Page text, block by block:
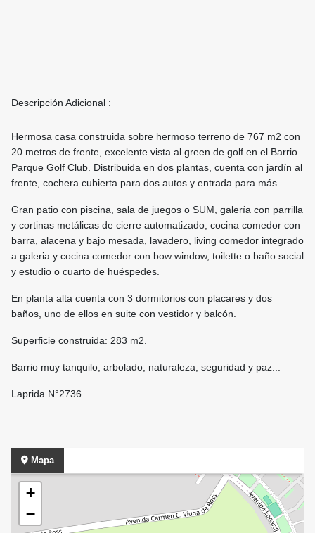
Descripción Adicional :
Hermosa casa construida sobre hermoso terreno de 767 m2 con
20 metros de frente, excelente vista al green de golf en el Barrio
Parque Golf Club. Distribuida en dos plantas, cuenta con jardín al
frente, cochera cubierta para dos autos y entrada para más.
Gran patio con piscina, sala de juegos o SUM, galería con parrilla
y cortinas metálicas de cierre automatizado, cocina comedor con
barra, alacena y bajo mesada, lavadero, living comedor integrado
a galeria y cocina comedor con bow window, toilette o baño social
y estudio o cuarto de huéspedes.
En planta alta cuenta con 3 dormitorios con placares y dos
baños, uno de ellos en suite con vestidor y balcón.
Superficie construida: 283 m2.
Barrio muy tanquilo, arbolado, naturaleza, seguridad y paz...
Laprida N°2736
Mapa
+
−